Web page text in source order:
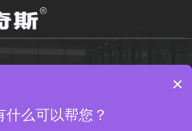
号-3
×
么可以帮您？